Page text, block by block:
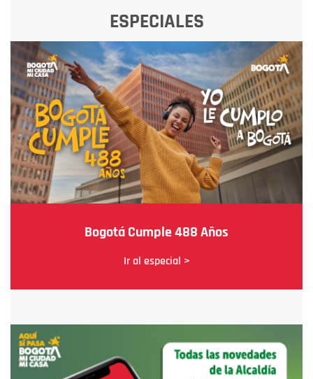
ESPECIALES
Bogotá Cumple 488 Años
Ir al especial >